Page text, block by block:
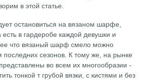
в этой статье.
остановиться на вязаном шарфе,
есть в гардеробе каждой девушки и
что вязаный шарф смело можно
последних сезонов. К тому же, на рынке
во всем их многообразии -
тонкой т грубой вязки, с кистями и без